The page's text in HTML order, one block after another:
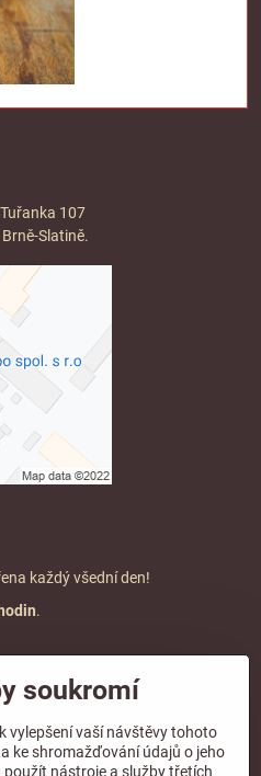
107
Slatině.
každý všední den!
.
soukromí
vylepšení vaší návštěvy tohoto
ke shromažďování údajů o jeho
nástroje a služby třetích